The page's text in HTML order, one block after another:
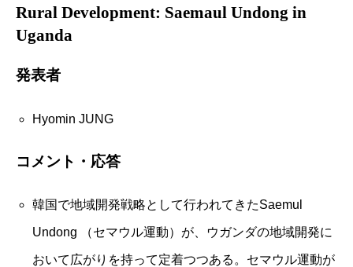
Rural Development: Saemaul Undong in
Uganda
発表者
Hyomin JUNG
コメント・応答
韓国で地域開発戦略として行われてきたSaemul
Undong （セマウル運動）が、ウガンダの地域開発に
おいて広がりを持って定着つつある。セマウル運動が